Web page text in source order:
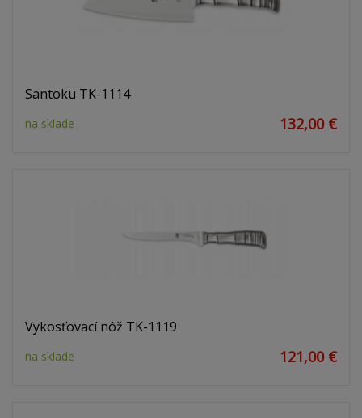
Santoku TK-1114
na sklade 132,00 €
Vykosťovací nôž TK-1119
na sklade 121,00 €